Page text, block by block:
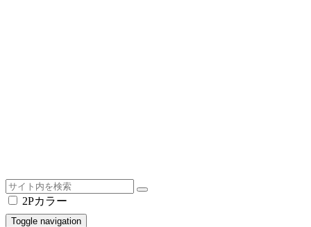
2Pカラー
Toggle navigation